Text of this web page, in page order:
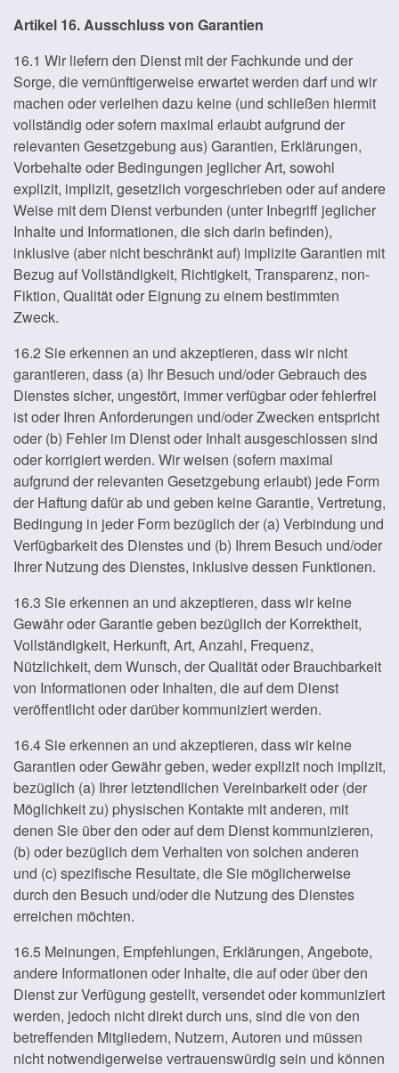
Artikel 16. Ausschluss von Garantien
16.1 Wir liefern den Dienst mit der Fachkunde und der
Sorge, die vernünftigerweise erwartet werden darf und wir
machen oder verleihen dazu keine (und schließen hiermit
vollständig oder sofern maximal erlaubt aufgrund der
relevanten Gesetzgebung aus) Garantien, Erklärungen,
Vorbehalte oder Bedingungen jeglicher Art, sowohl
explizit, implizit, gesetzlich vorgeschrieben oder auf andere
Weise mit dem Dienst verbunden (unter Inbegriff jeglicher
Inhalte und Informationen, die sich darin befinden),
inklusive (aber nicht beschränkt auf) implizite Garantien mit
Bezug auf Vollständigkeit, Richtigkeit, Transparenz, non-
Fiktion, Qualität oder Eignung zu einem bestimmten
Zweck.
16.2 Sie erkennen an und akzeptieren, dass wir nicht
garantieren, dass (a) Ihr Besuch und/oder Gebrauch des
Dienstes sicher, ungestört, immer verfügbar oder fehlerfrei
ist oder Ihren Anforderungen und/oder Zwecken entspricht
oder (b) Fehler im Dienst oder Inhalt ausgeschlossen sind
oder korrigiert werden. Wir weisen (sofern maximal
aufgrund der relevanten Gesetzgebung erlaubt) jede Form
der Haftung dafür ab und geben keine Garantie, Vertretung,
Bedingung in jeder Form bezüglich der (a) Verbindung und
Verfügbarkeit des Dienstes und (b) Ihrem Besuch und/oder
Ihrer Nutzung des Dienstes, inklusive dessen Funktionen.
16.3 Sie erkennen an und akzeptieren, dass wir keine
Gewähr oder Garantie geben bezüglich der Korrektheit,
Vollständigkeit, Herkunft, Art, Anzahl, Frequenz,
Nützlichkeit, dem Wunsch, der Qualität oder Brauchbarkeit
von Informationen oder Inhalten, die auf dem Dienst
veröffentlicht oder darüber kommuniziert werden.
16.4 Sie erkennen an und akzeptieren, dass wir keine
Garantien oder Gewähr geben, weder explizit noch implizit,
bezüglich (a) Ihrer letztendlichen Vereinbarkeit oder (der
Möglichkeit zu) physischen Kontakte mit anderen, mit
denen Sie über den oder auf dem Dienst kommunizieren,
(b) oder bezüglich dem Verhalten von solchen anderen
und (c) spezifische Resultate, die Sie möglicherweise
durch den Besuch und/oder die Nutzung des Dienstes
erreichen möchten.
16.5 Meinungen, Empfehlungen, Erklärungen, Angebote,
andere Informationen oder Inhalte, die auf oder über den
Dienst zur Verfügung gestellt, versendet oder kommuniziert
werden, jedoch nicht direkt durch uns, sind die von den
betreffenden Mitgliedern, Nutzern, Autoren und müssen
nicht notwendigerweise vertrauenswürdig sein und können